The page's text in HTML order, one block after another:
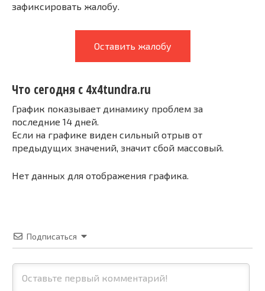
зафиксировать жалобу.
Оставить жалобу
Что сегодня с 4x4tundra.ru
График показывает динамику проблем за
последние 14 дней.
Если на графике виден сильный отрыв от
предыдущих значений, значит сбой массовый.
Нет данных для отображения графика.
Подписаться